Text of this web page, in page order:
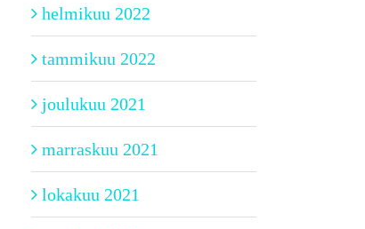
helmikuu 2022
tammikuu 2022
joulukuu 2021
marraskuu 2021
lokakuu 2021